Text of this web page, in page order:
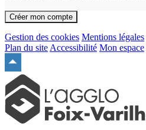
Gestion des cookies Mentions légales
Plan du site Accessibilité Mon espace
haut
du
site